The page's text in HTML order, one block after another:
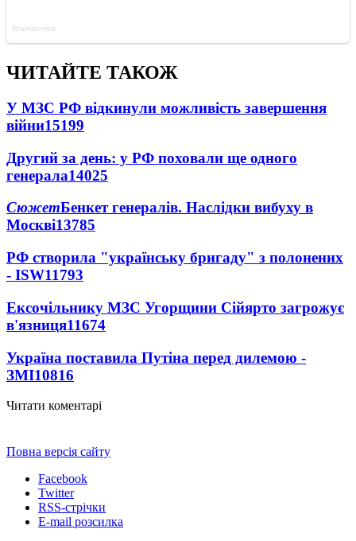
ЧИТАЙТЕ ТАКОЖ
У МЗС РФ відкинули можливість завершення
війни15199
Другий за день: у РФ поховали ще одного
генерала14025
СюжетБенкет генералів. Наслідки вибуху в
Москві13785
РФ створила "українську бригаду" з полонених
- ISW11793
Ексочільнику МЗС Угорщини Сійярто загрожує
в'язниця11674
Україна поставила Путіна перед дилемою -
ЗМІ10816
Читати коментарі
Повна версія сайту
Facebook
Twitter
RSS-стрічки
E-mail розсилка